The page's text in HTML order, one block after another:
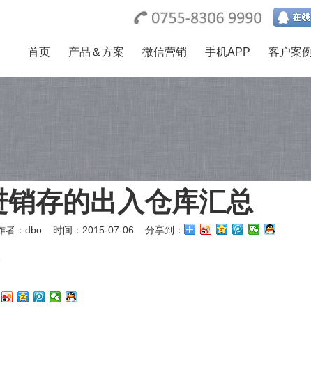
首页 产品＆方案 微信营销 手机APP 客户案例
销存的出入仓库汇总
者：dbo 时间：2015-07-06 分享到：